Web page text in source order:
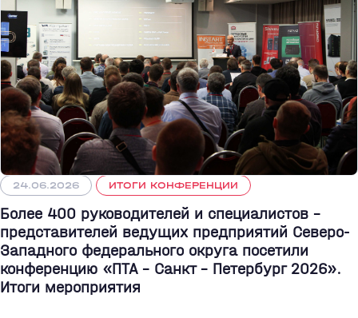
24.06.2026 ИТОГИ КОНФЕРЕНЦИИ
Более 400 руководителей и специалистов –
представителей ведущих предприятий Северо-
Западного федерального округа посетили
конференцию «ПТА – Санкт - Петербург 2026».
Итоги мероприятия